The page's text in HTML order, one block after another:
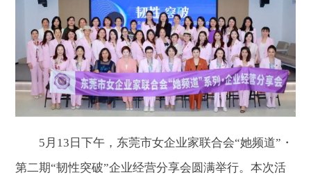
5月13日下午，东莞市女企业家联合会“她频道”・
第二期“韧性突破”企业经营分享会圆满举行。本次活